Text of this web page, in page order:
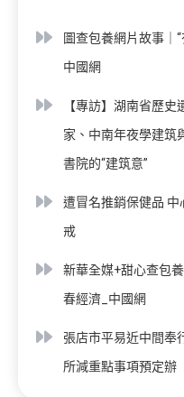
圖查包養網片故事｜
中國網
【專訪】湖南省歷
家、中南年夜學建筑
書院的“建筑意”
遭冒名推銷保健品
戒
新華全媒+甜心查包
春經濟_中國網
張店市平易近中間奉
所減重點事項預定辦